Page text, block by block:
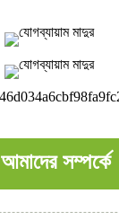
আমাদের সম্পর্কে